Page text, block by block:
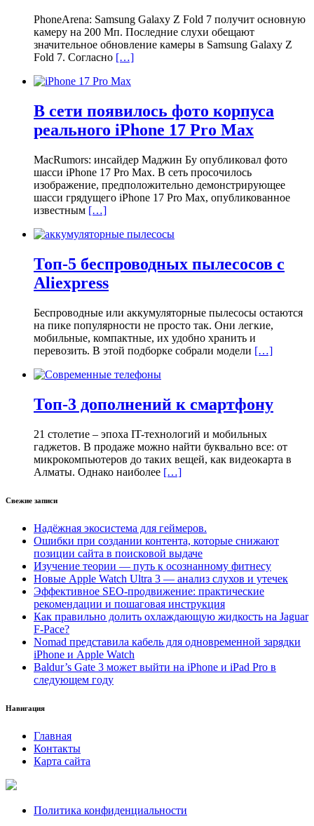
PhoneArena: Samsung Galaxy Z Fold 7 получит основную
камеру на 200 Мп. Последние слухи обещают
значительное обновление камеры в Samsung Galaxy Z
Fold 7. Согласно […]
В сети появилось фото корпуса
реального iPhone 17 Pro Max
MacRumors: инсайдер Маджин Бу опубликовал фото
шасси iPhone 17 Pro Max. В сеть просочилось
изображение, предположительно демонстрирующее
шасси грядущего iPhone 17 Pro Max, опубликованное
известным […]
Топ-5 беспроводных пылесосов с
Aliexpress
Беспроводные или аккумуляторные пылесосы остаются
на пике популярности не просто так. Они легкие,
мобильные, компактные, их удобно хранить и
перевозить. В этой подборке собрали модели […]
Топ-3 дополнений к смартфону
21 столетие – эпоха IT-технологий и мобильных
гаджетов. В продаже можно найти буквально все: от
микрокомпьютеров до таких вещей, как видеокарта в
Алматы. Однако наиболее […]
Свежие записи
Надёжная экосистема для геймеров.
Ошибки при создании контента, которые снижают
позиции сайта в поисковой выдаче
Изучение теории — путь к осознанному фитнесу
Новые Apple Watch Ultra 3 — анализ слухов и утечек
Эффективное SEO-продвижение: практические
рекомендации и пошаговая инструкция
Как правильно долить охлаждающую жидкость на Jaguar
F-Pace?
Nomad представила кабель для одновременной зарядки
iPhone и Apple Watch
Baldur’s Gate 3 может выйти на iPhone и iPad Pro в
следующем году
Навигация
Главная
Контакты
Карта сайта
Политика конфиденциальности